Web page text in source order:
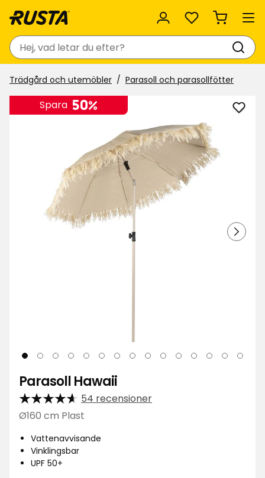
Favoriter
Sök
Trädgård och utemöbler Parasoll och parasollfötter
Spara 50%
Lägg
Parasoll Hawaii
54 recensioner
Ø160 cm Plast
Vattenavvisande
Vinklingsbar
UPF 50+